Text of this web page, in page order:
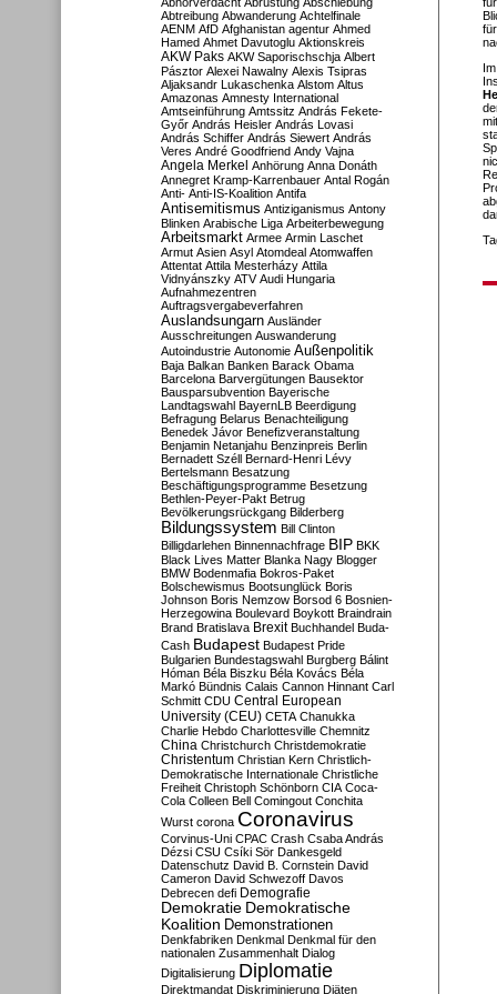
Abtreibung Abwanderung Achtelfinale
AENM AfD Afghanistan agentur Ahmed
Hamed Ahmet Davutoglu Aktionskreis
AKW Paks AKW Saporischschja Albert
Pásztor Alexei Nawalny Alexis Tsipras
Aljaksandr Lukaschenka Alstom Altus
Amazonas Amnesty International
Amtseinführung Amtssitz András Fekete-
Győr András Heisler András Lovasi
András Schiffer András Siewert András
Veres André Goodfriend Andy Vajna
Angela Merkel Anhörung Anna Donáth
Annegret Kramp-Karrenbauer Antal Rogán
Anti- Anti-IS-Koalition Antifa
Antisemitismus Antiziganismus Antony
Blinken Arabische Liga Arbeiterbewegung
Arbeitsmarkt Armee Armin Laschet
Armut Asien Asyl Atomdeal Atomwaffen
Attentat Attila Mesterházy Attila
Vidnyánszky ATV Audi Hungaria
Aufnahmezentren
Auftragsvergabeverfahren
Auslandsungarn Ausländer
Ausschreitungen Auswanderung
Autoindustrie Autonomie Außenpolitik
Baja Balkan Banken Barack Obama
Barcelona Barvergütungen Bausektor
Bausparsubvention Bayerische
Landtagswahl BayernLB Beerdigung
Befragung Belarus Benachteiligung
Benedek Jávor Benefizveranstaltung
Benjamin Netanjahu Benzinpreis Berlin
Bernadett Széll Bernard-Henri Lévy
Bertelsmann Besatzung
Beschäftigungsprogramme Besetzung
Bethlen-Peyer-Pakt Betrug
Bevölkerungsrückgang Bilderberg
Bildungssystem Bill Clinton
Billigdarlehen Binnennachfrage BIP BKK
Black Lives Matter Blanka Nagy Blogger
BMW Bodenmafia Bokros-Paket
Bolschewismus Bootsunglück Boris
Johnson Boris Nemzow Borsod 6 Bosnien-
Herzegowina Boulevard Boykott Braindrain
Brand Bratislava Brexit Buchhandel Buda-
Cash Budapest Budapest Pride
Bulgarien Bundestagswahl Burgberg Bálint
Hóman Béla Biszku Béla Kovács Béla
Markó Bündnis Calais Cannon Hinnant Carl
Schmitt CDU Central European
University (CEU) CETA Chanukka
Charlie Hebdo Charlottesville Chemnitz
China Christchurch Christdemokratie
Christentum Christian Kern Christlich-
Demokratische Internationale Christliche
Freiheit Christoph Schönborn CIA Coca-
Cola Colleen Bell Comingout Conchita
Wurst corona Coronavirus
Corvinus-Uni CPAC Crash Csaba András
Dézsi CSU Csíki Sör Dankesgeld
Datenschutz David B. Cornstein David
Cameron David Schwezoff Davos
Debrecen defi Demografie
Demokratie Demokratische
Koalition Demonstrationen
Denkfabriken Denkmal Denkmal für den
nationalen Zusammenhalt Dialog
Digitalisierung Diplomatie
Direktmandat Diskriminierung Diäten